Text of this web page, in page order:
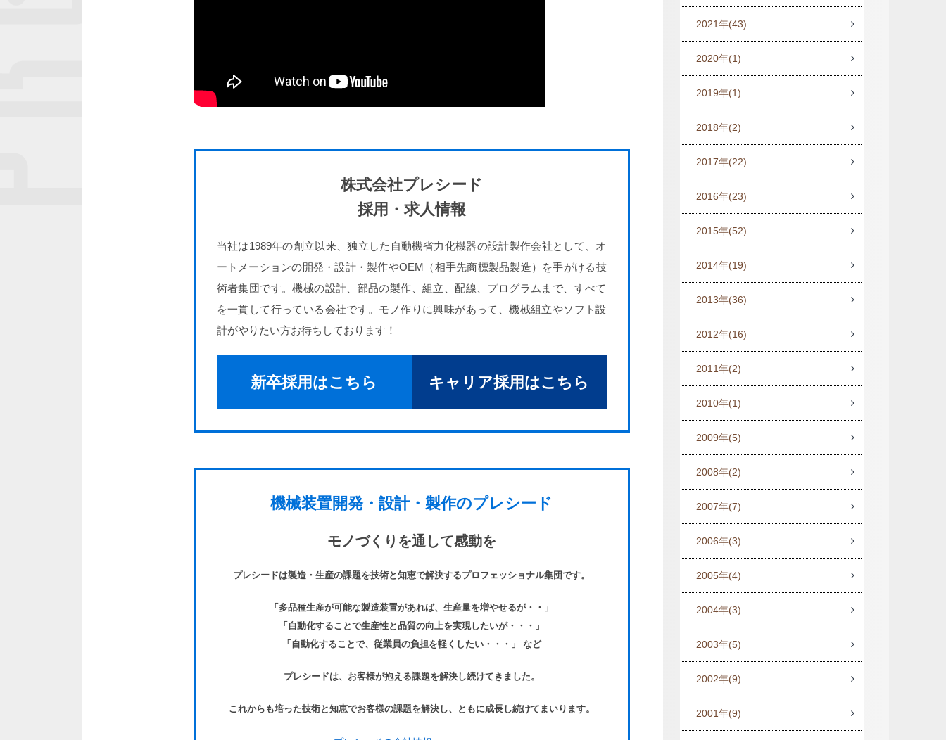
株式会社プレシード
採用・求人情報
当社は1989年の創立以来、独立した自動機省力化機器の設計製作会社として、オ
ートメーションの開発・設計・製作やOEM（相手先商標製品製造）を手がける技
術者集団です。機械の設計、部品の製作、組立、配線、プログラムまで、すべて
を一貫して行っている会社です。モノ作りに興味があって、機械組立やソフト設
計がやりたい方お待ちしております！
新卒採用 はこちら キャリア採用 はこちら
機械装置開発・ 設計・ 製作のプレシード
モノづくりを通して感動を
プレシードは製造・生産の課題を技術と知恵で解決するプロフェッショナル集団です。
「多品種生産が可能な製造装置があれば、生産量を増やせるが・・」
「自動化することで生産性と品質の向上を実現したいが・・・」
「自動化することで、従業員の負担を軽くしたい・・・」 など
プレシードは、お客様が抱える課題を解決し続けてきました。
これからも培った技術と知恵でお客様の課題を解決し、ともに成長し続けてまいります。
2021年(43)
2020年(1)
2019年(1)
2018年(2)
2017年(22)
2016年(23)
2015年(52)
2014年(19)
2013年(36)
2012年(16)
2011年(2)
2010年(1)
2009年(5)
2008年(2)
2007年(7)
2006年(3)
2005年(4)
2004年(3)
2003年(5)
2002年(9)
2001年(9)